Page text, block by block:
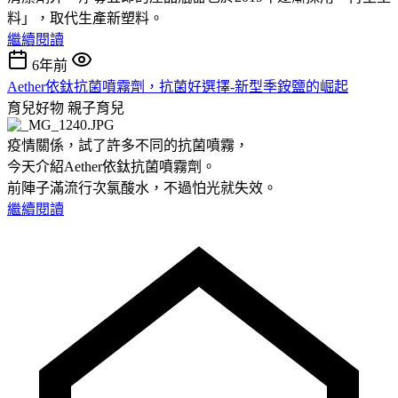
料」，取代生產新塑料。
繼續閱讀
6年前
Aether依鈦抗菌噴霧劑，抗菌好選擇-新型季銨鹽的崛起
育兒好物 親子育兒
疫情關係，試了許多不同的抗菌噴霧，
今天介紹Aether依鈦抗菌噴霧劑。
前陣子滿流行次氯酸水，不過怕光就失效。
繼續閱讀